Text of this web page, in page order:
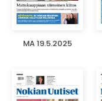
MA 19.5.2025